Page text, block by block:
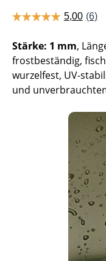
Stärke: 1 mm,
frostbeständig,
wurzelfest, UV-
und